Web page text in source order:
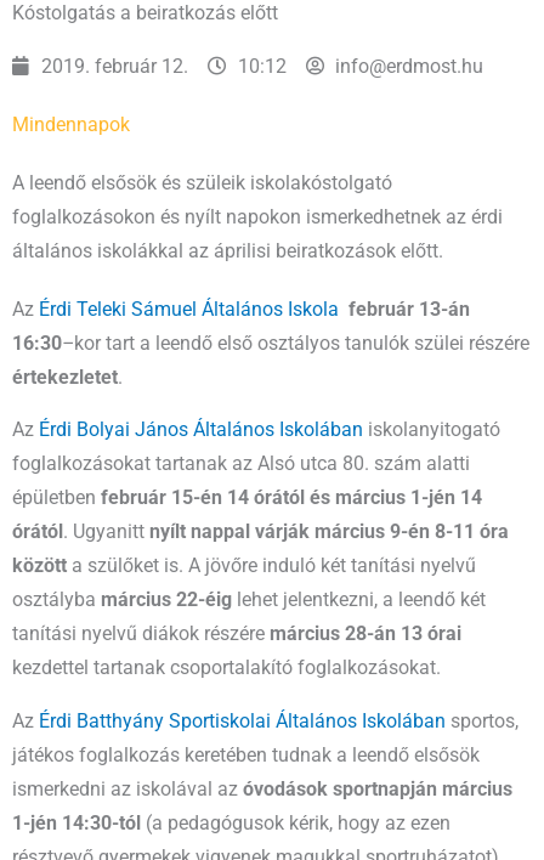
Kóstolgatás a beiratkozás előtt
2019. február 12. 10:12 info@erdmost.hu
Mindennapok
A leendő elsősök és szüleik iskolakóstolgató
foglalkozásokon és nyílt napokon ismerkedhetnek az érdi
általános iskolákkal az áprilisi beiratkozások előtt.
Az Érdi Teleki Sámuel Általános Iskola február 13-án
16:30–kor tart a leendő első osztályos tanulók szülei részére
értekezletet.
Az Érdi Bolyai János Általános Iskolában iskolanyitogató
foglalkozásokat tartanak az Alsó utca 80. szám alatti
épületben február 15-én 14 órától és március 1-jén 14
órától . Ugyanitt nyílt nappal várják március 9-én 8-11 óra
között a szülőket is. A jövőre induló két tanítási nyelvű
osztályba március 22-éig lehet jelentkezni, a leendő két
tanítási nyelvű diákok részére március 28-án 13 órai
kezdettel tartanak csoportalakító foglalkozásokat.
Az Érdi Batthyány Sportiskolai Általános Iskolában sportos,
játékos foglalkozás keretében tudnak a leendő elsősök
ismerkedni az iskolával az óvodások sportnapján március
1-jén 14:30-tól (a pedagógusok kérik, hogy az ezen